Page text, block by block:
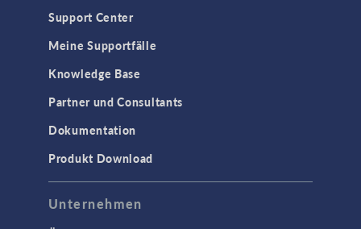
TAGS
3D-Druck
AC/DC Module
Acoustics Module
Ausgewählte Wissenschaftler
Battery Design Module
Bioengineering
Support Center
Meine Supportfälle
Knowledge Base
Partner und Consultants
Dokumentation
Produkt Download
Unternehmen